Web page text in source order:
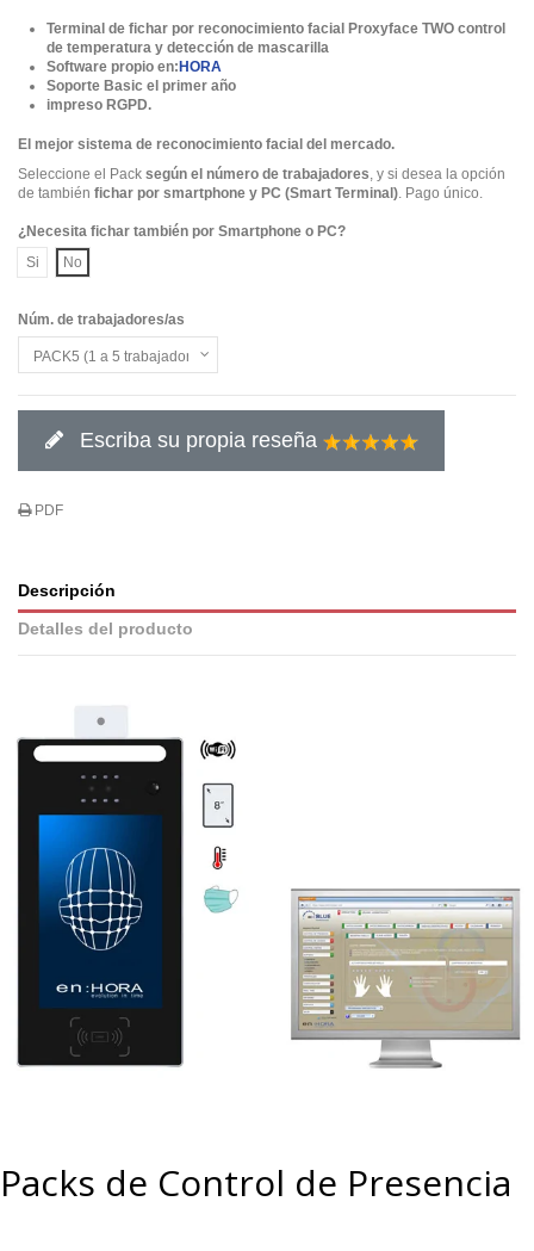
Terminal de fichar por reconocimiento facial Proxyface TWO control
de temperatura y detección de mascarilla
Software propio en: HORA
Soporte Basic el primer año
impreso RGPD.
El mejor sistema de reconocimiento facial del mercado.
Seleccione el Pack según el número de trabajadores, y si desea la opción
de también fichar por smartphone y PC (Smart Terminal). Pago único.
¿Necesita fichar también por Smartphone o PC?
Si
No
Núm. de trabajadores/as
Escriba su propia reseña
PDF
Descripción
Detalles del producto
Packs de Control de Presencia